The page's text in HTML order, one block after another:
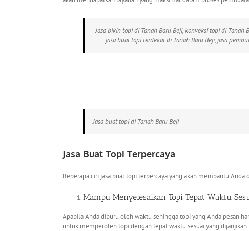
Jasa bikin topi di Tanah Baru Beji, konveksi topi di
jasa buat topi terdekat di Tanah Baru Beji, jasa
Jasa buat topi di Tanah Baru Beji
Jasa Buat Topi Terpercaya
Beberapa ciri jasa buat topi terpercaya yang akan membantu
Mampu Menyelesaikan Topi Tepat Waktu
Apabila Anda diburu oleh waktu sehingga topi yang Anda pesan
untuk memperoleh topi dengan tepat waktu sesuai yang dijanjikan.